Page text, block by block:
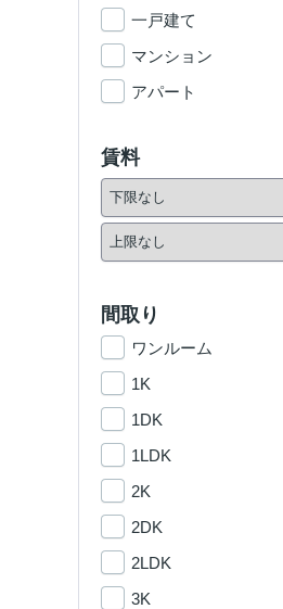
一戸建て
マンション
アパート
賃料
間取り
ワンルーム
1K
1DK
1LDK
2K
2DK
2LDK
3K